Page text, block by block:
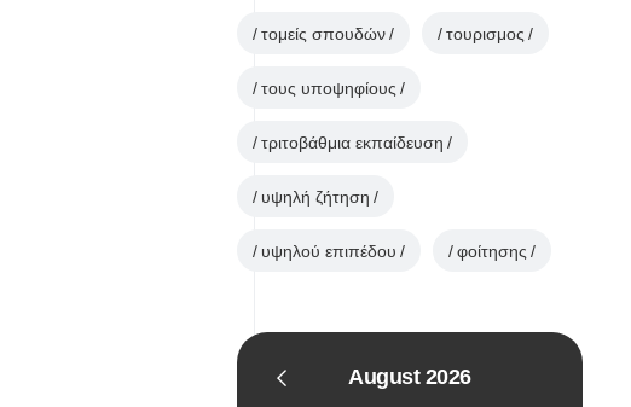
τομείς σπουδών τουρισμος
τους υποψηφίους
τριτοβάθμια εκπαίδευση
υψηλή ζήτηση
υψηλού επιπέδου φοίτησης
August 2026